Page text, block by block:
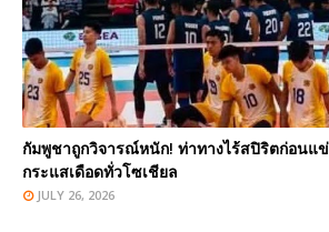
กัมพูชาถูกวิจารณ์หนัก! ท่าทางไร้สปิริตก่อนแ
กระแสเดือดทั่วโซเชียล
JULY 26, 2026